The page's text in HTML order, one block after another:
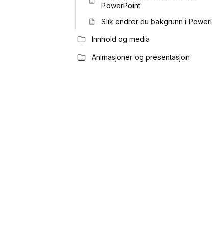
PowerPoint
Slik endrer du bakgrunn i
Innhold og media
Animasjoner og presentasjon